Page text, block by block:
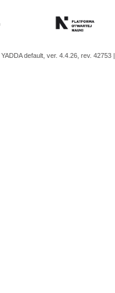
YADDAdefault, ver. 4.4.26, rev. 42753 |